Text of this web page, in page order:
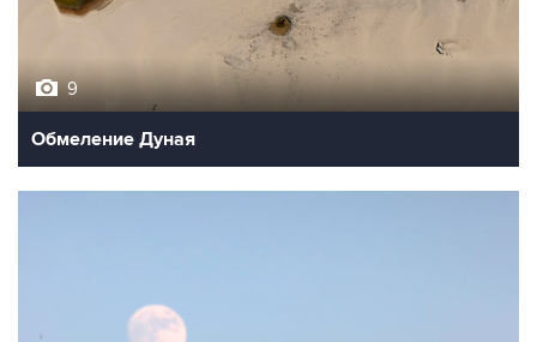
9
Обмеление Дуная